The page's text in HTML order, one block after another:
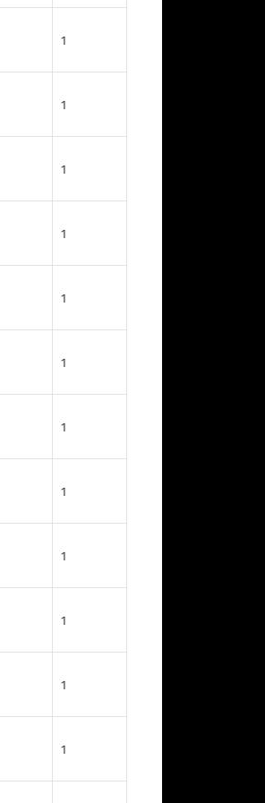
1
1
1
1
1
1
1
1
1
1
1
1